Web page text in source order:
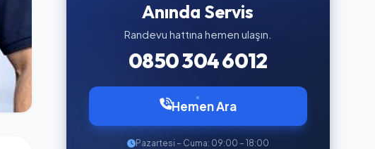
Anında Servis
Randevu hattına hemen ulaşın.
0850 304 6012
Hemen Ara
Pazartesi – Cuma: 09:00 – 18:00